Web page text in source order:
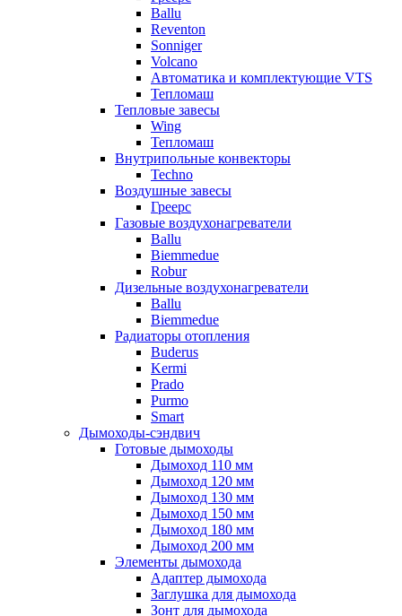
Ballu
Reventon
Sonniger
Volcano
Автоматика и комплектующие VTS
Тепломаш
Тепловые завесы
Wing
Тепломаш
Внутрипольные конвекторы
Techno
Воздушные завесы
Греерс
Газовые воздухонагреватели
Ballu
Biemmedue
Robur
Дизельные воздухонагреватели
Ballu
Biemmedue
Радиаторы отопления
Buderus
Kermi
Prado
Purmo
Smart
Дымоходы-сэндвич
Готовые дымоходы
Дымоход 110 мм
Дымоход 120 мм
Дымоход 130 мм
Дымоход 150 мм
Дымоход 180 мм
Дымоход 200 мм
Элементы дымохода
Адаптер дымохода
Заглушка для дымохода
Зонт для дымохода